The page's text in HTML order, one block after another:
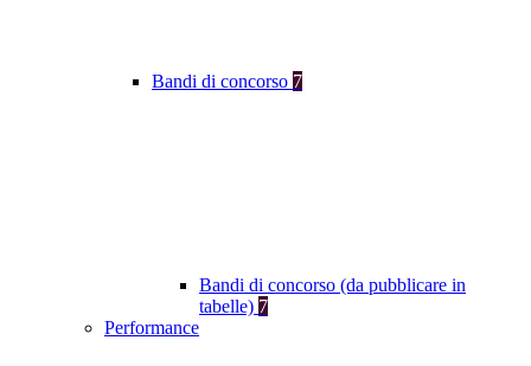
Bandi di concorso 7
Bandi di concorso (da pubblicare in
tabelle) 7
Performance